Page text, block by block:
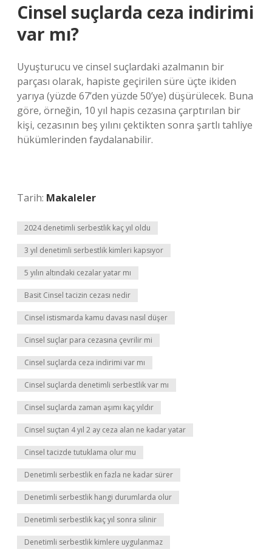
Cinsel suçlarda ceza indirimi
var mı?
Uyuşturucu ve cinsel suçlardaki azalmanın bir
parçası olarak, hapiste geçirilen süre üçte ikiden
yarıya (yüzde 67’den yüzde 50’ye) düşürülecek. Buna
göre, örneğin, 10 yıl hapis cezasına çarptırılan bir
kişi, cezasının beş yılını çektikten sonra şartlı tahliye
hükümlerinden faydalanabilir.
Tarih: Makaleler
2024 denetimli serbestlik kaç yıl oldu
3 yıl denetimli serbestlik kimleri kapsıyor
5 yılın altındaki cezalar yatar mı
Basit Cinsel tacizin cezası nedir
Cinsel istismarda kamu davası nasıl düşer
Cinsel suçlar para cezasına çevrilir mi
Cinsel suçlarda ceza indirimi var mı
Cinsel suçlarda denetimli serbestlik var mı
Cinsel suçlarda zaman aşımı kaç yıldır
Cinsel suçtan 4 yıl 2 ay ceza alan ne kadar yatar
Cinsel tacizde tutuklama olur mu
Denetimli serbestlik en fazla ne kadar sürer
Denetimli serbestlik hangi durumlarda olur
Denetimli serbestlik kaç yıl sonra silinir
Denetimli serbestlik kimlere uygulanmaz